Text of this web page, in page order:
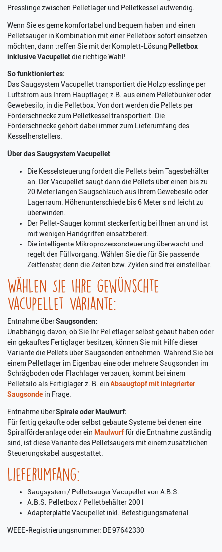
Presslinge zwischen Pelletlager und Pelletkessel aufwendig.
Wenn Sie es gerne komfortabel und bequem haben und einen
Pelletsauger in Kombination mit einer Pelletbox sofort einsetzen
möchten, dann treffen Sie mit der Komplett-Lösung Pelletbox
inklusive Vacupelletdie richtige Wahl!
So funktioniert es:
Das Saugsystem Vacupellet transportiert die Holzpresslinge per
Luftstrom aus Ihrem Hauptlager, z.B. aus einem Pelletbunker oder
Gewebesilo, in die Pelletbox. Von dort werden die Pellets per
Förderschnecke zum Pelletkessel transportiert. Die
Förderschnecke gehört dabei immer zum Lieferumfang des
Kesselherstellers.
Über das Saugsystem Vacupellet:
Die Kesselsteuerung fordert die Pellets beim Tagesbehälter
an. Der Vacupellet saugt dann die Pellets über einen bis zu
20 Meter langen Saugschlauch aus Ihrem Gewebesilo oder
Lagerraum. Höhenunterschiede bis 6 Meter sind leicht zu
überwinden.
Der Pellet-Sauger kommt steckerfertig bei Ihnen an und ist
mit wenigen Handgriffen einsatzbereit.
Die intelligente Mikroprozessorsteuerung überwacht und
regelt den Füllvorgang. Wählen Sie die für Sie passende
Zeitfenster, denn die Zeiten bzw. Zyklen sind frei einstellbar.
Wählen Sie Ihre gewünschte
Vacupellet Variante:
Entnahme überSaugsonden:
Unabhängig davon, ob Sie Ihr Pelletlager selbst gebaut haben oder
ein gekauftes Fertiglager besitzen, können Sie mit Hilfe dieser
Variante die Pellets über Saugsonden entnehmen. Während Sie bei
einem Pelletlager im Eigenbau eine oder mehrere Saugsonden im
Schrägboden oder Flachlager verbauen, kommt bei einem
Pelletsilo als Fertiglager z. B. ein Absaugtopf mit integrierter
Saugsonde in Frage.
Entnahme überSpirale oder Maulwurf:
Für fertig gekaufte oder selbst gebaute Systeme bei denen eine
Spiralförderanlage oder ein Maulwurffür die Entnahme zuständig
sind, ist diese Variante des Pelletsaugers mit einem zusätzlichen
Steuerungskabel ausgestattet.
Lieferumfang:
Saugsystem / Pelletsauger Vacupellet von A.B.S.
A.B.S. Pelletbox / Pelletbehälter 200 l
Adapterplatte Vacupellet inkl. Befestigungsmaterial
WEEE-Registrierungsnummer: DE 97642330